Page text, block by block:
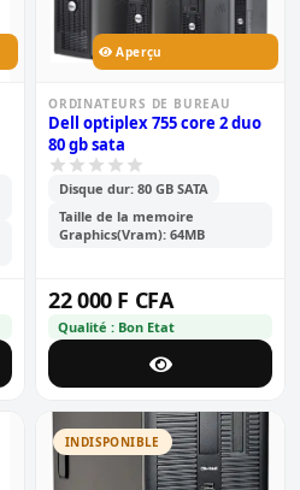
Aperçu
ORDINATEURS DE BUREAU
Dell optiplex 755 core 2 duo
80 gb sata
Disque dur: 80 GB SATA
Taille de la memoire
Graphics(Vram): 64MB
22 000 F CFA
Qualité : Bon Etat
INDISPONIBLE